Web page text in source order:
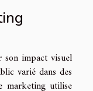
impact visuel
varié dans des
marketing utilise